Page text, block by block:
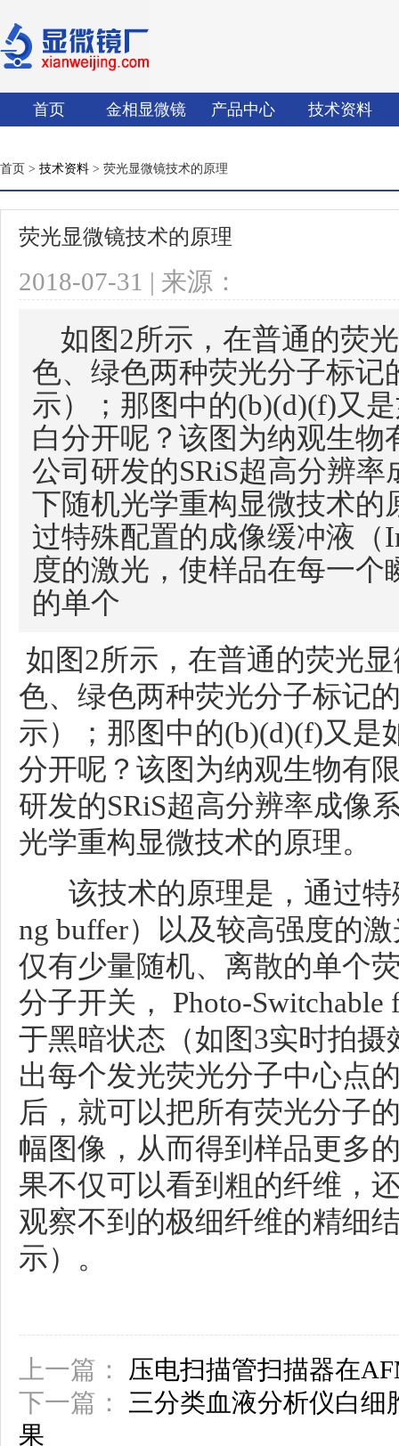
首页 金相显微镜 产品中心 技术资料
首页 > 技术资料 > 荧光显微镜技术的原理
荧光显微镜技术的原理
2018-07-31 | 来源：
如图2所示，在普通的荧
色、绿色两种荧光分子标记
示）；那图中的(b)(d)(f)又
白分开呢？该图为纳观生
公司研发的SRiS超高分辨
下随机光学重构显微技术
过特殊配置的成像缓冲液（
度的激光，使样品在每一
的单个
如图2所示，在普通的荧光
色、绿色两种荧光分子标记
示）；那图中的(b)(d)(f)又是
分开呢？该图为纳观生物有
研发的SRiS超高分辨率成像
光学重构显微技术的原理。
该技术的原理是，通过特
ng buffer）以及较高强度的
仅有少量随机、离散的单个
分子开关， Photo-
于黑暗状态（如图3实时拍
出每个发光荧光分子中心点
后，就可以把所有荧光分子
幅图像，从而得到样品更多
果不仅可以看到粗的纤维，
观察不到的极细纤维的精细
示）。
上一篇： 压电扫描管扫描器在
下一篇： 三分类血液分析仪白细
果